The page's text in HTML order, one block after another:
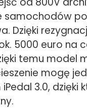
samochodów
Dzięki
5000 euro na
temu model
mogę
3.0, dzięki